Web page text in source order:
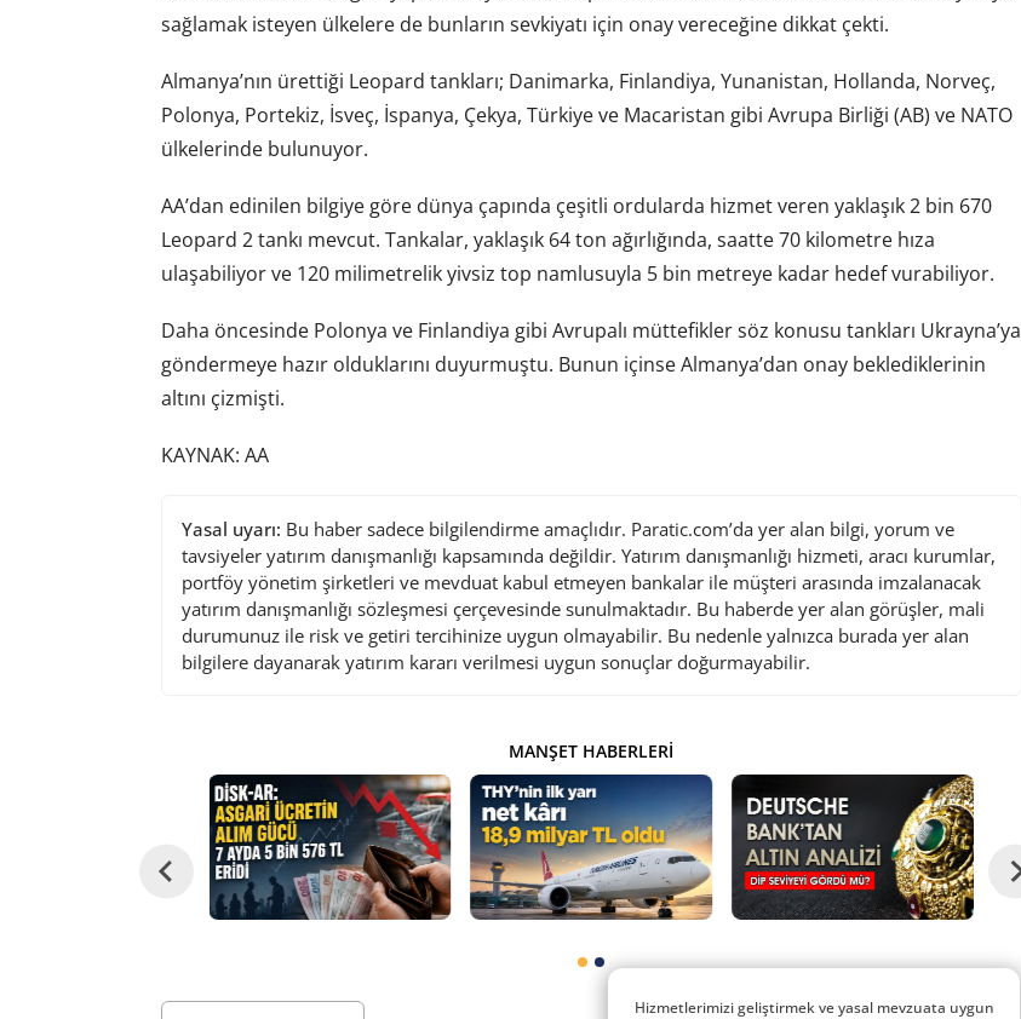
sağlamak isteyen ülkelere de bunların sevkiyatı için onay vereceğine dikkat çekti.
Almanya’nın ürettiği Leopard tankları; Danimarka, Finlandiya, Yunanistan, Hollanda, Norveç,
Polonya, Portekiz, İsveç, İspanya, Çekya, Türkiye ve Macaristan gibi Avrupa Birliği (AB) ve NATO
ülkelerinde bulunuyor.
AA’dan edinilen bilgiye göre dünya çapında çeşitli ordularda hizmet veren yaklaşık 2 bin 670
Leopard 2 tankı mevcut. Tankalar, yaklaşık 64 ton ağırlığında, saatte 70 kilometre hıza
ulaşabiliyor ve 120 milimetrelik yivsiz top namlusuyla 5 bin metreye kadar hedef vurabiliyor.
Daha öncesinde Polonya ve Finlandiya gibi Avrupalı müttefikler söz konusu tankları Ukrayna’ya
göndermeye hazır olduklarını duyurmuştu. Bunun içinse Almanya’dan onay beklediklerinin
altını çizmişti.
KAYNAK: AA
Yasal uyarı: Bu haber sadece bilgilendirme amaçlıdır. Paratic.com’da yer alan bilgi, yorum ve
tavsiyeler yatırım danışmanlığı kapsamında değildir. Yatırım danışmanlığı hizmeti, aracı kurumlar,
portföy yönetim şirketleri ve mevduat kabul etmeyen bankalar ile müşteri arasında imzalanacak
yatırım danışmanlığı sözleşmesi çerçevesinde sunulmaktadır. Bu haberde yer alan görüşler, mali
durumunuz ile risk ve getiri tercihinize uygun olmayabilir. Bu nedenle yalnızca burada yer alan
bilgilere dayanarak yatırım kararı verilmesi uygun sonuçlar doğurmayabilir.
MANŞET HABERLERI
Hizmetlerimizi geliştirmek ve yasal mevzuata uygun